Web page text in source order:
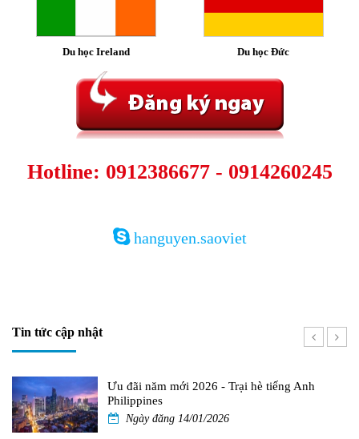
Du học Ireland Du học Đức
Hotline: 0912386677 - 0914260245
hanguyen.saoviet
Tin tức cập nhật
Ưu đãi năm mới 2026 - Trại hè tiếng Anh
Philippines
Ngày đăng 14/01/2026